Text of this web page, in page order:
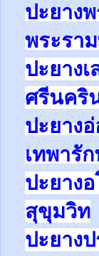
ปะยาง
พระรา
ปะยาง
ศรีนคริ
ปะยาง
เทพารั
ปะยาง
สุขุมวิท
ปะยาง